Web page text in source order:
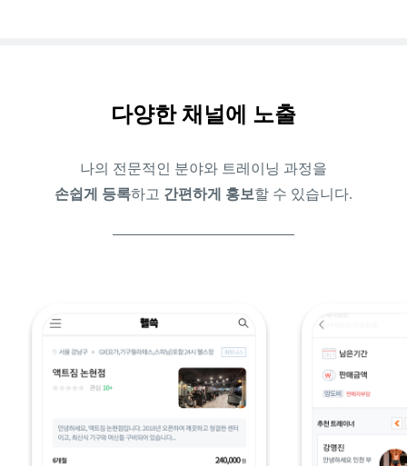
다양한 채널에 노출
나의 전문적인 분야와 트레이닝 과정을
손쉽게 등록하고 간편하게 홍보할 수 있습니다.